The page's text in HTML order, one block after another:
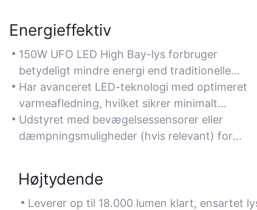
Energieffektiv
150W UFO LED High Bay-lys forbruger
betydeligt mindre energi end traditionelle
højintensitetsudladningslys (HID), hvilket
reducerer elomkostningerne med op til 60%.
Ideel til lagre og fabrikker, der sigter mod at
reducere energiregningerne.
Har avanceret LED-teknologi med optimeret
varmeafledning, hvilket sikrer minimalt
energispild og overholder
energibesparelsesstandarder.
Udstyret med bevægelsessensorer eller
dæmpningsmuligheder (hvis relevant) for
Højtydende
Leverer op til 18.000 lumen klart, ensartet